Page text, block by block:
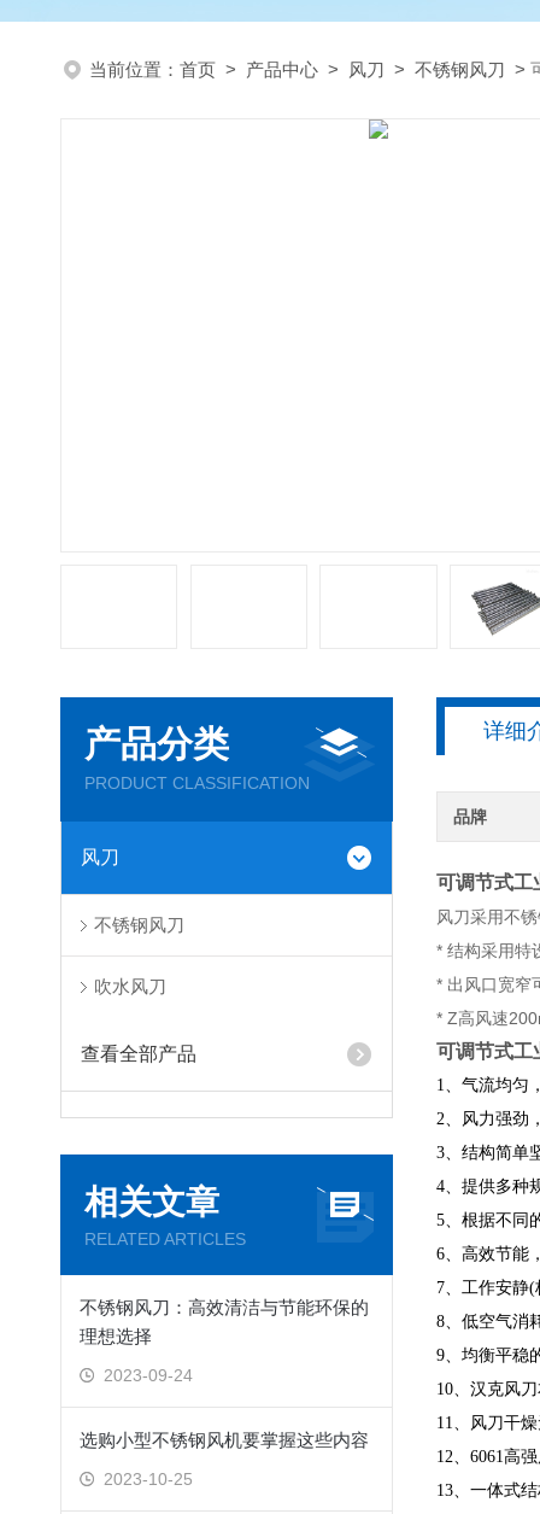
当前位置： 首页 > 产品中心 > 风刀 > 不锈钢风刀 >
产品分类
PRODUCT CLASSIFICATION
风刀
不锈钢风刀
吹水风刀
查看全部产品
相关文章
RELATED ARTICLES
不锈钢风刀：高效清洁与节能环保的
理想选择
2023-09-24
选购小型不锈钢风机要掌握这些内容
2023-10-25
详细
品牌
可调节式工
风刀采用不
* 结构采用特
* 出风口宽窄
* Z高风速
可调节式工
1、气流均匀
2、风力强劲
3、结构简单
4、提供多种
5、根据不同
6、高效节能
7、工作安静
8、低空气消
9、均衡平稳
10、汉克风
11、风刀干
12、6061高
13、一体式